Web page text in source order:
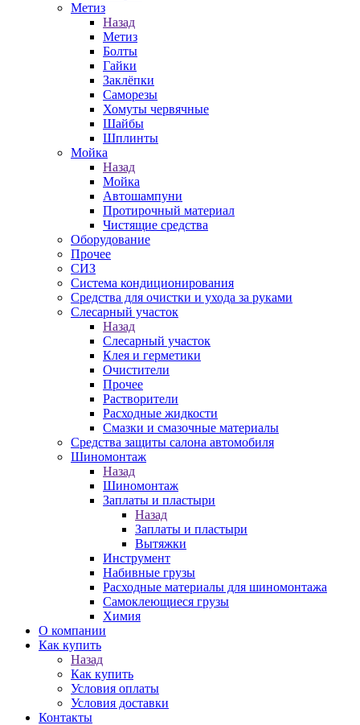
Метиз
Назад
Метиз
Болты
Гайки
Заклёпки
Саморезы
Хомуты червячные
Шайбы
Шплинты
Мойка
Назад
Мойка
Автошампуни
Протирочный материал
Чистящие средства
Оборудование
Прочее
СИЗ
Система кондиционирования
Средства для очистки и ухода за руками
Слесарный участок
Назад
Слесарный участок
Клея и герметики
Очистители
Прочее
Растворители
Расходные жидкости
Смазки и смазочные материалы
Средства защиты салона автомобиля
Шиномонтаж
Назад
Шиномонтаж
Заплаты и пластыри
Назад
Заплаты и пластыри
Вытяжки
Инструмент
Набивные грузы
Расходные материалы для шиномонтажа
Самоклеющиеся грузы
Химия
О компании
Как купить
Назад
Как купить
Условия оплаты
Условия доставки
Контакты